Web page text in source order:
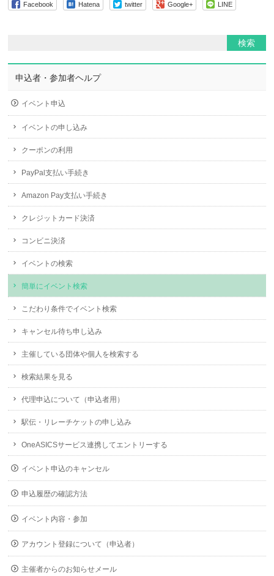
Facebook Hatena twitter Google+ LINE
申込者・参加者ヘルプ
イベント申込
イベントの申し込み
クーポンの利用
PayPal支払い手続き
Amazon Pay支払い手続き
クレジットカード決済
コンビニ決済
イベントの検索
簡単にイベント検索
こだわり条件でイベント検索
キャンセル待ち申し込み
主催している団体や個人を検索する
検索結果を見る
代理申込について（申込者用）
駅伝・リレーチケットの申し込み
OneASICSサービス連携してエントリーする
イベント申込のキャンセル
申込履歴の確認方法
イベント内容・参加
アカウント登録について（申込者）
主催者からのお知らせメール